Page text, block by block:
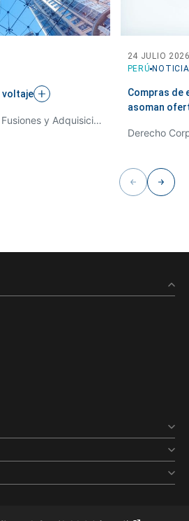
voltaje
Derecho Corporativo / Fusiones y Adquisiciones
PERÚ NOTICIA
24 JULIO
Compras de
asoman